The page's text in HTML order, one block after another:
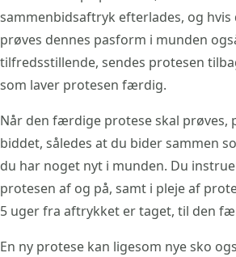
sammenbidsaftryk efterlades, og hvis
prøves dennes pasform i munden
tilfredsstillende, sendes protesen
som laver protesen færdig.
Når den færdige protese skal prøves,
biddet, således at du bider sammen
du har noget nyt i munden. Du
protesen af og på, samt i pleje af
5 uger fra aftrykket er taget, til den
En ny protese kan ligesom nye sko